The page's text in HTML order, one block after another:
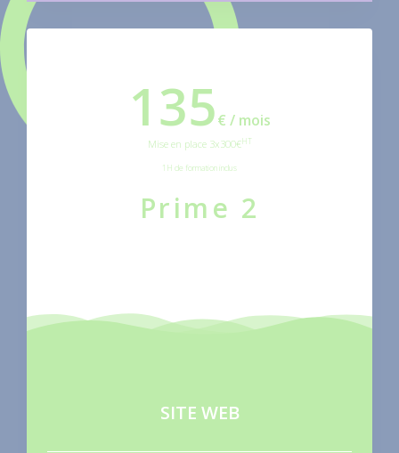
135€ / mois
Mise en place 3x300€HT
1H de formation inclus
Prime 2
SITE WEB